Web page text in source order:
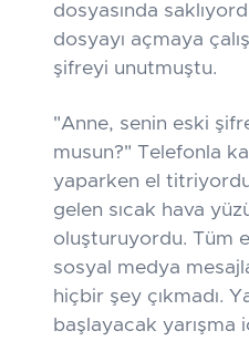
dosyasında
dosyayı açmaya
şifreyi unutmuştu.
"Anne, senin eski
musun?" Telefonla
yaparken el titriyordu.
gelen sıcak hava
oluşturuyordu. Tüm
sosyal medya
hiçbir şey çıkmadı.
başlayacak yarışma